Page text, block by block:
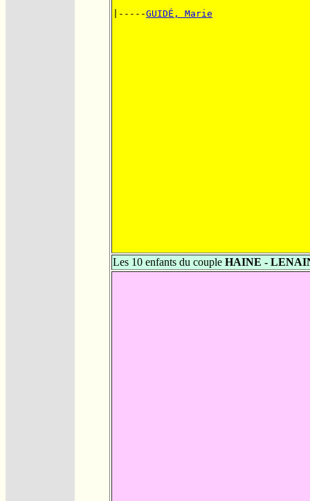
|-----GUIDÉ, Marie
Les 10 enfants du couple HAINE -